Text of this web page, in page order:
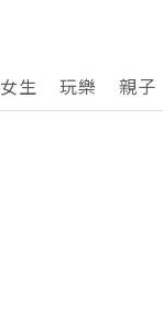
女生 玩樂 親子